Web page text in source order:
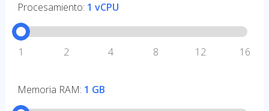
Procesamiento: 1 vCPU
1 2 4 8 12 16
Memoria RAM: 1 GB